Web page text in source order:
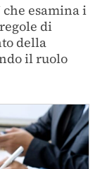
esamina i
di
della
il ruolo